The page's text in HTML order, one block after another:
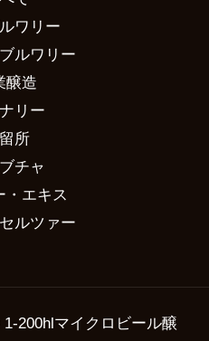
ワリー
ルワリー
醸造
リー
所
チャ
・エキス
ルツァー
200hlマイクロビール醸